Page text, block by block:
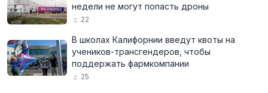
недели не могут попасть дроны
22
В школах Калифорнии введут квоты на
учеников-трансгендеров, чтобы
поддержать фармкомпании
25